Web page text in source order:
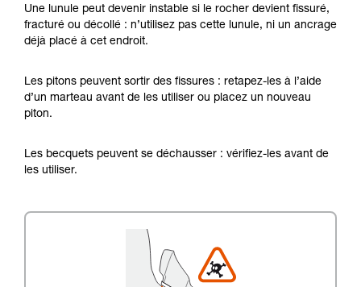
Une lunule peut devenir instable si le rocher devient fissuré,
fracturé ou décollé : n’utilisez pas cette lunule, ni un ancrage
déjà placé à cet endroit.
Les pitons peuvent sortir des fissures : retapez-les à l’aide
d’un marteau avant de les utiliser ou placez un nouveau
piton.
Les becquets peuvent se déchausser : vérifiez-les avant de
les utiliser.